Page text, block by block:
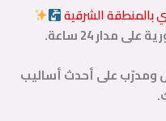
الشرقية
مدار 24 ساعة.
ومدرّب على أحدث أساليب